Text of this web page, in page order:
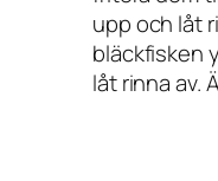
upp och låt
bläckfisken
låt rinna av.